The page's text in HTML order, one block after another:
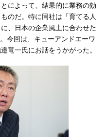
によって、結果的に業務の効
のだ。特に同社は「育てる人
、日本の企業風土に合わせた
今回は、キューアンドエーワ
竜一氏にお話をうかがった。